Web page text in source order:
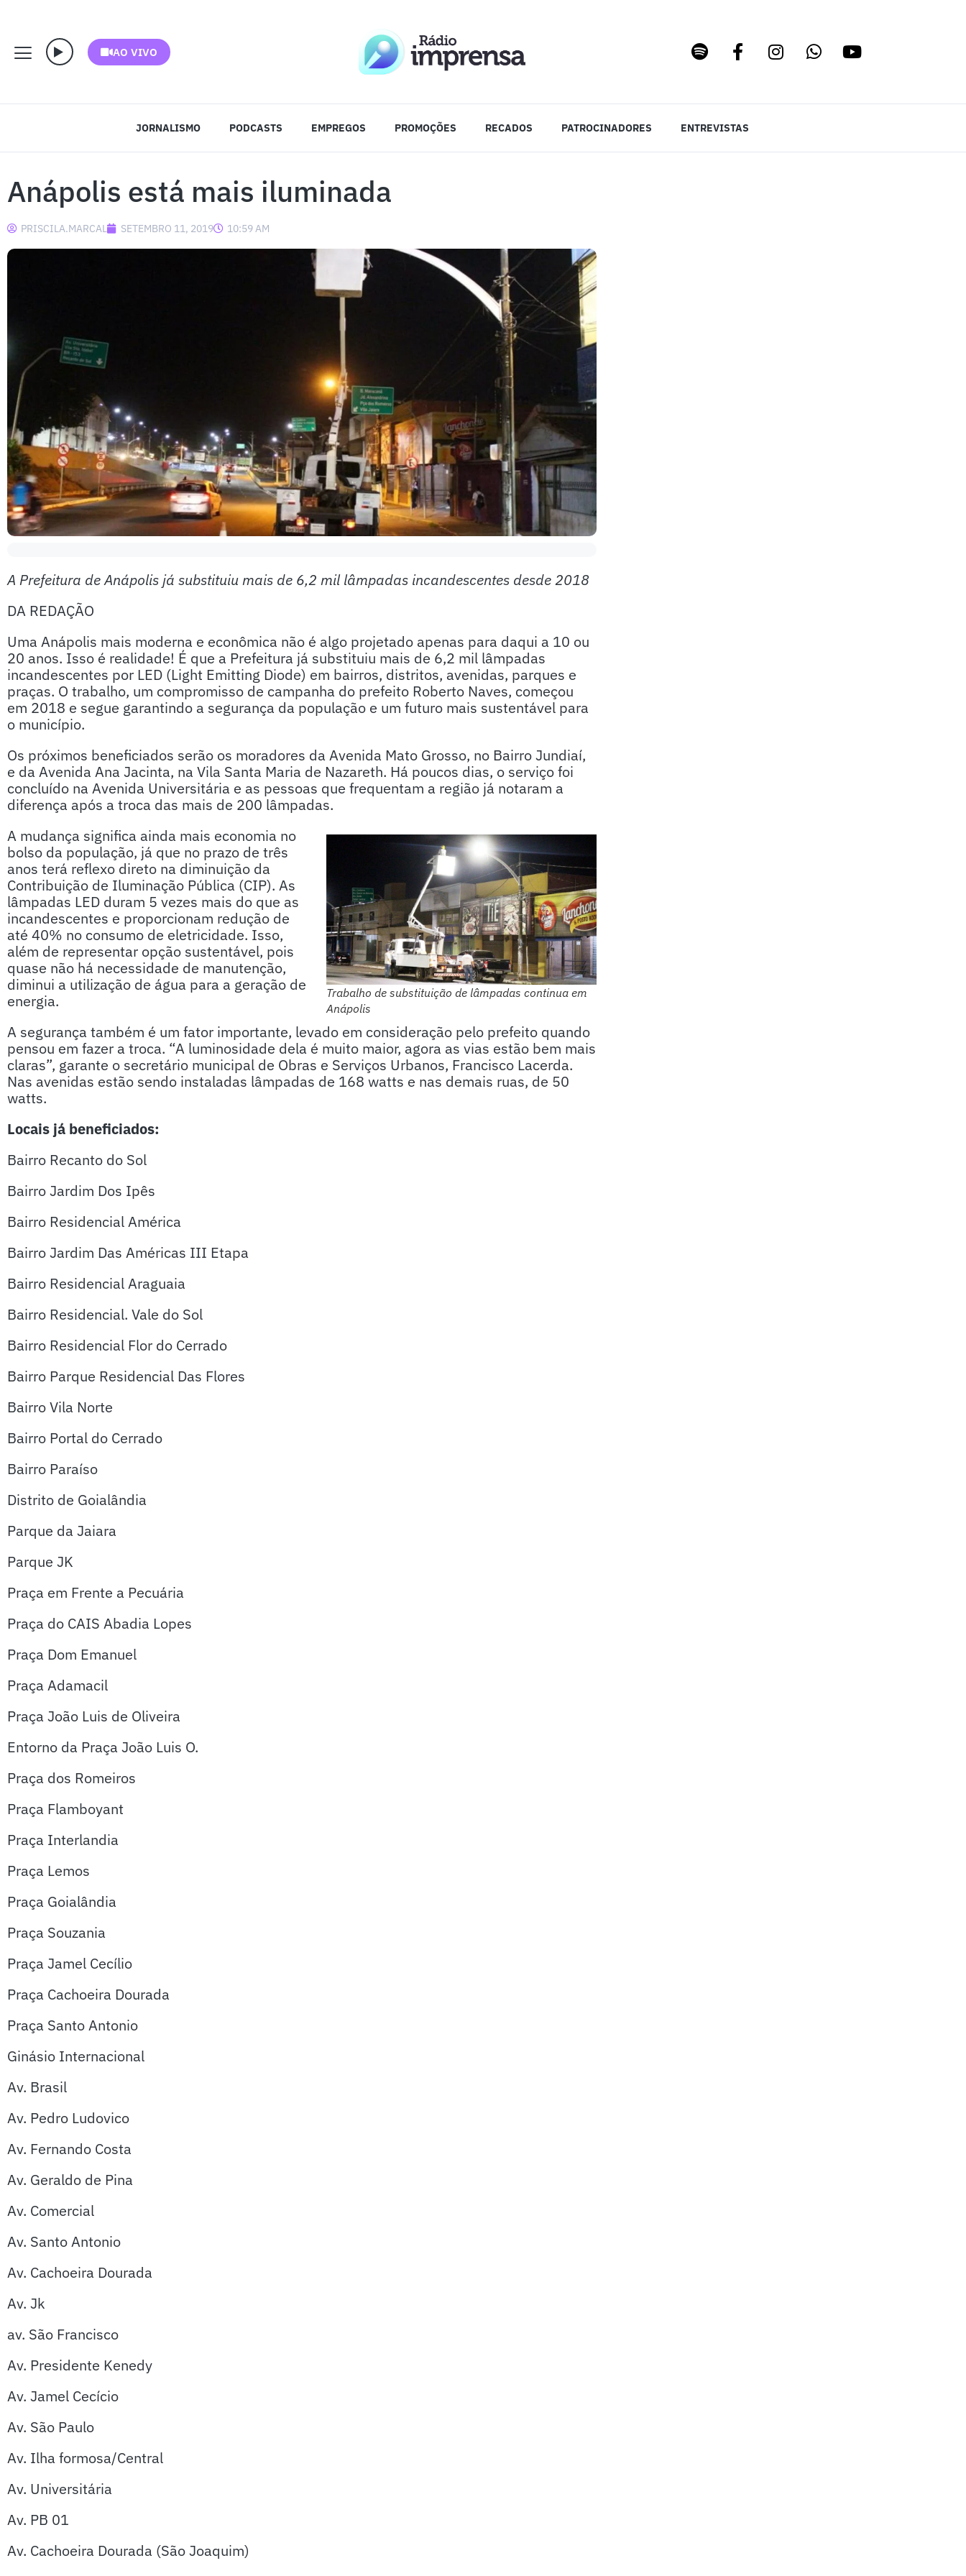
AO VIVO
JORNALISMO PODCASTS EMPREGOS PROMOÇÕES RECADOS PATROCINADORES ENTREVISTAS
Anápolis está mais iluminada
PRISCILA.MARCAL SETEMBRO 11, 2019 10:59 AM
A Prefeitura de Anápolis já substituiu mais de 6,2 mil lâmpadas incandescentes desde 2018
DA REDAÇÃO
Uma Anápolis mais moderna e econômica não é algo projetado apenas para daqui a 10 ou
20 anos. Isso é realidade! É que a Prefeitura já substituiu mais de 6,2 mil lâmpadas
incandescentes por LED (Light Emitting Diode) em bairros, distritos, avenidas, parques e
praças. O trabalho, um compromisso de campanha do prefeito Roberto Naves, começou
em 2018 e segue garantindo a segurança da população e um futuro mais sustentável para
o município.
Os próximos beneficiados serão os moradores da Avenida Mato Grosso, no Bairro Jundiaí,
e da Avenida Ana Jacinta, na Vila Santa Maria de Nazareth. Há poucos dias, o serviço foi
concluído na Avenida Universitária e as pessoas que frequentam a região já notaram a
diferença após a troca das mais de 200 lâmpadas.
Trabalho de substituição de lâmpadas continua em
Anápolis
A mudança significa ainda mais economia no
bolso da população, já que no prazo de três
anos terá reflexo direto na diminuição da
Contribuição de Iluminação Pública (CIP). As
lâmpadas LED duram 5 vezes mais do que as
incandescentes e proporcionam redução de
até 40% no consumo de eletricidade. Isso,
além de representar opção sustentável, pois
quase não há necessidade de manutenção,
diminui a utilização de água para a geração de
energia.
A segurança também é um fator importante, levado em consideração pelo prefeito quando
pensou em fazer a troca. “A luminosidade dela é muito maior, agora as vias estão bem mais
claras”, garante o secretário municipal de Obras e Serviços Urbanos, Francisco Lacerda.
Nas avenidas estão sendo instaladas lâmpadas de 168 watts e nas demais ruas, de 50
watts.
Locais já beneficiados:
Bairro Recanto do Sol
Bairro Jardim Dos Ipês
Bairro Residencial América
Bairro Jardim Das Américas III Etapa
Bairro Residencial Araguaia
Bairro Residencial. Vale do Sol
Bairro Residencial Flor do Cerrado
Bairro Parque Residencial Das Flores
Bairro Vila Norte
Bairro Portal do Cerrado
Bairro Paraíso
Distrito de Goialândia
Parque da Jaiara
Parque JK
Praça em Frente a Pecuária
Praça do CAIS Abadia Lopes
Praça Dom Emanuel
Praça Adamacil
Praça João Luis de Oliveira
Entorno da Praça João Luis O.
Praça dos Romeiros
Praça Flamboyant
Praça Interlandia
Praça Lemos
Praça Goialândia
Praça Souzania
Praça Jamel Cecílio
Praça Cachoeira Dourada
Praça Santo Antonio
Ginásio Internacional
Av. Brasil
Av. Pedro Ludovico
Av. Fernando Costa
Av. Geraldo de Pina
Av. Comercial
Av. Santo Antonio
Av. Cachoeira Dourada
Av. Jk
av. São Francisco
Av. Presidente Kenedy
Av. Jamel Cecício
Av. São Paulo
Av. Ilha formosa/Central
Av. Universitária
Av. PB 01
Av. Cachoeira Dourada (São Joaquim)